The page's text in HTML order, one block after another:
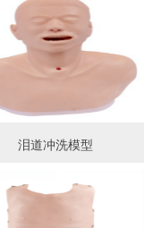
泪道冲洗模型